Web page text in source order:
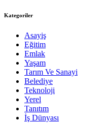
Kategoriler
Asayiş
Eğitim
Emlak
Yaşam
Tarım Ve Sanayi
Belediye
Teknoloji
Yerel
Tanıtım
İş Dünyası